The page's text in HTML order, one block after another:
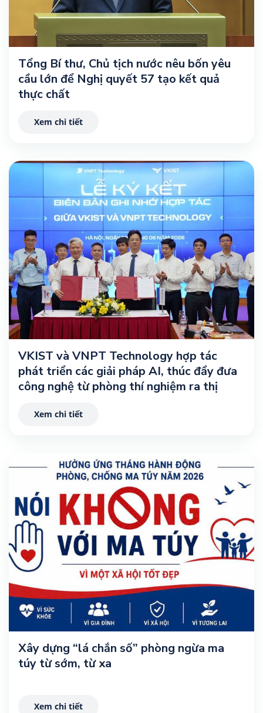
Tổng Bí thư, Chủ tịch nước nêu bốn yêu
cầu lớn để Nghị quyết 57 tạo kết quả
thực chất
Xem chi tiết
VKIST và VNPT Technology hợp tác
phát triển các giải pháp AI, thúc đẩy đưa
công nghệ từ phòng thí nghiệm ra thị
Xem chi tiết
Xây dựng “lá chắn số” phòng ngừa ma
túy từ sớm, từ xa
Xem chi tiết